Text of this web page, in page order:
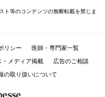
ト等のコンテンツの無断転載を禁じま
リシー
医師・専門家一覧
メディア掲載
広告のご相談
の取り扱いについて